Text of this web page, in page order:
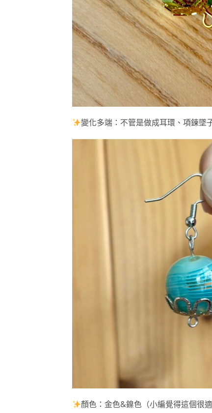
變化多端：不管是做成耳環、項鍊墜
顏色：金色&鎳色（小編覺得這個很